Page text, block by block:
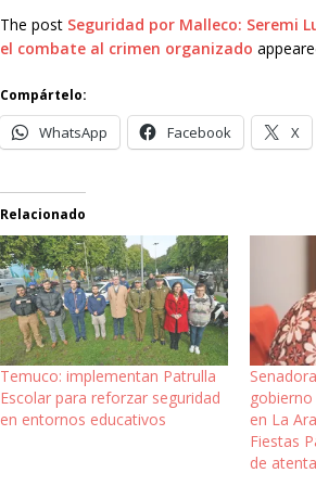
The post Seguridad por Malleco: Seremi
el combate al crimen organizado
Compártelo:
WhatsApp Facebook X
Relacionado
Temuco: implementan Patrulla
Escolar para reforzar seguridad
en entornos educativos
en La
Fiestas
de